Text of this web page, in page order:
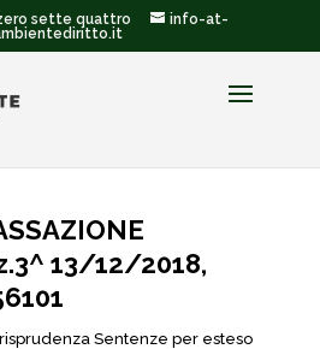
sette quattro
info-at-
13/12/2018,
Sentenze per esteso